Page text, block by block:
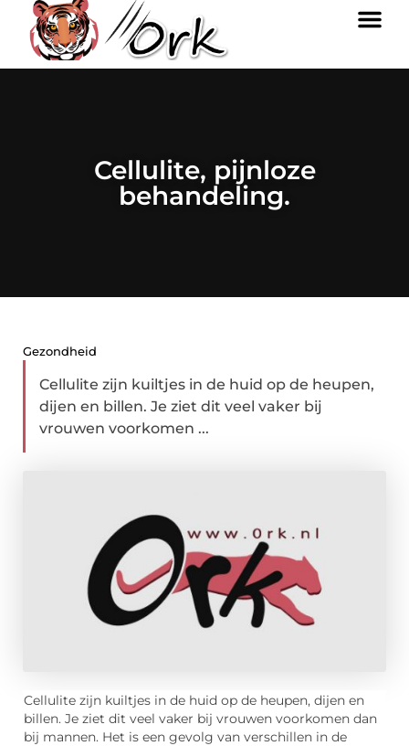
Cellulite, pijnloze
behandeling.
Gezondheid
Cellulite zijn kuiltjes in de huid op de heupen,
dijen en billen. Je ziet dit veel vaker bij
vrouwen voorkomen ...
Cellulite zijn kuiltjes in de huid op de heupen, dijen en
billen. Je ziet dit veel vaker bij vrouwen voorkomen dan
bij mannen. Het is een gevolg van verschillen in de